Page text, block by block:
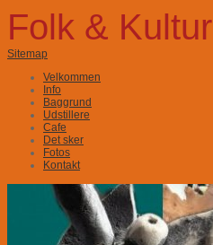
Folk & Kultur
Sitemap
Velkommen
Info
Baggrund
Udstillere
Cafe
Det sker
Fotos
Kontakt